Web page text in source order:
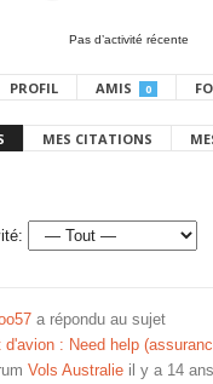
Pas d’activité récente
PROFIL AMIS 0
MES CITATIONS
a répondu au sujet
d'avion : Need help
Vols Australie il y a 14 ans